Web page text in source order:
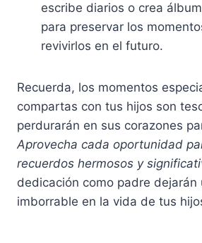
escribe diarios o crea
para preservar los
revivirlos en el futuro.
Recuerda, los momentos
compartas con tus hijos son
perdurarán en sus corazones
Aprovecha cada oportunidad
recuerdos hermosos y
dedicación como padre dejarán
imborrable en la vida de tus